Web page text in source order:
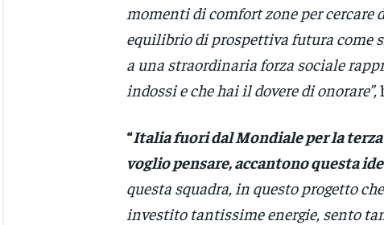
momenti di comfort zone per
equilibrio di prospettiva futura come
a una straordinaria forza sociale
indossi e che hai il dovere di onorare”,
“Italia fuori dal Mondiale per la
voglio pensare, accantono questa
questa squadra, in questo progetto
investito tantissime energie, sento